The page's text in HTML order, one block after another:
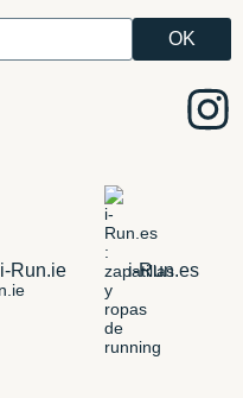
i-Run.ie i-Run.es